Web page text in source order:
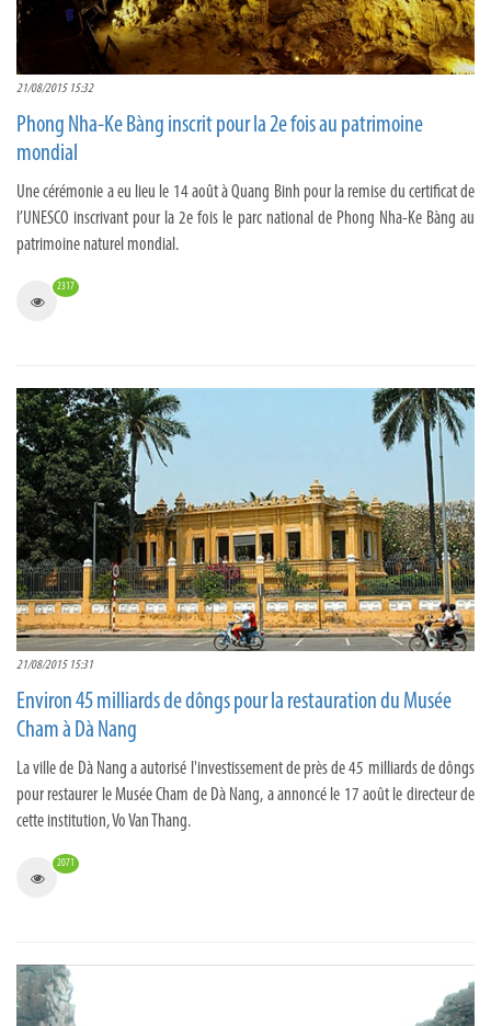
21/08/2015 15:32
Phong Nha-Ke Bàng inscrit pour la 2e fois au patrimoine
mondial
Une cérémonie a eu lieu le 14 août à Quang Binh pour la remise du certificat de
l’UNESCO inscrivant pour la 2e fois le parc national de Phong Nha-Ke Bàng au
patrimoine naturel mondial.
2317
21/08/2015 15:31
Environ 45 milliards de dôngs pour la restauration du Musée
Cham à Dà Nang
La ville de Dà Nang a autorisé l'investissement de près de 45 milliards de dôngs
pour restaurer le Musée Cham de Dà Nang, a annoncé le 17 août le directeur de
cette institution, Vo Van Thang.
2071